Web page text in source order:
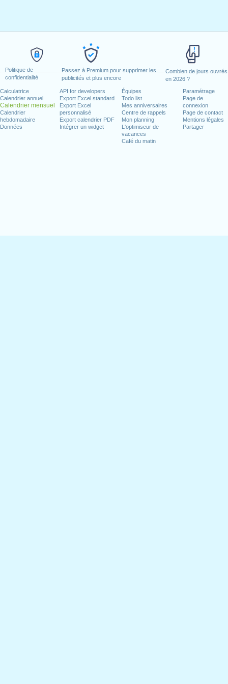
Politique de
confidentialité
Passez à Premium pour supprimer les
publicités et plus encore
Combien de jours ouvrés
en 2026 ?
Calculatrice
Calendrier annuel
Calendrier mensuel
Calendrier
hebdomadaire
Données
API for developers
Export Excel standard
Export Excel
personnalisé
Export calendrier PDF
Intégrer un widget
Équipes
Todo list
Mes anniversaires
Centre de rappels
Mon planning
L'optimiseur de
vacances
Café du matin
Paramétrage
Page de
connexion
Page de contact
Mentions légales
Partager